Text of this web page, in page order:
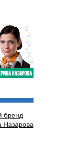
бренд
Назарова